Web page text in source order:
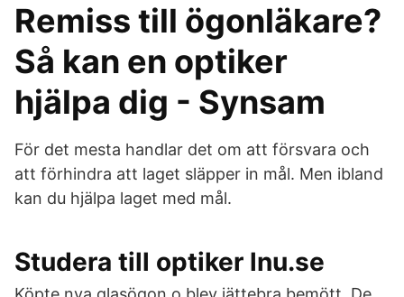
Remiss till ögonläkare?
Så kan en optiker
hjälpa dig - Synsam
För det mesta handlar det om att försvara och
att förhindra att laget släpper in mål. Men ibland
kan du hjälpa laget med mål.
Studera till optiker lnu.se